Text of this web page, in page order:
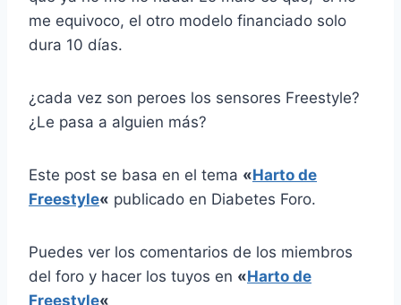
me equivoco, el otro modelo financiado solo
dura 10 días.
¿cada vez son peroes los sensores Freestyle?
¿Le pasa a alguien más?
Este post se basa en el tema «Harto de
Freestyle« publicado en Diabetes Foro.
Puedes ver los comentarios de los miembros
del foro y hacer los tuyos en «Harto de
Freestyle«